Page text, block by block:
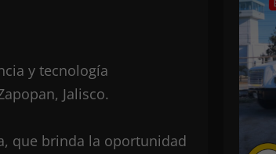
y tecnología
Jalisco.
que brinda la oportunidad